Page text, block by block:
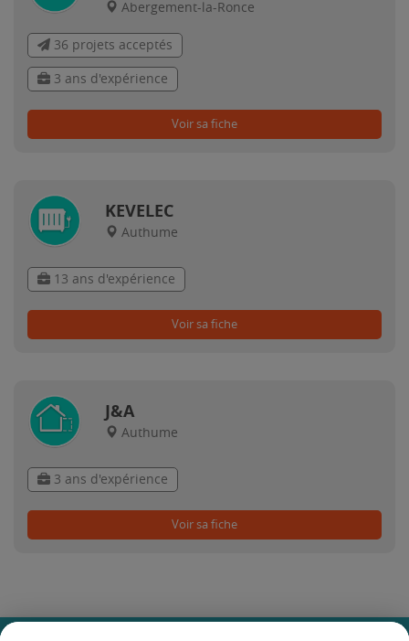
Abergement-la-Ronce
36 projets acceptés
3 ans d'expérience
Voir sa fiche
KEVELEC
Authume
13 ans d'expérience
Voir sa fiche
J&A
Authume
3 ans d'expérience
Voir sa fiche